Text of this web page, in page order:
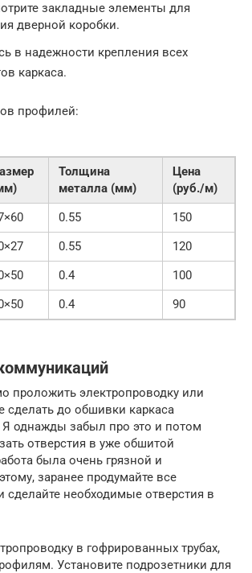
закладные элементы для
дверной коробки.
в надежности крепления всех
каркаса.
профилей:
Толщина
металла (мм)
Цена
(руб./м)
0.55
150
0.55
120
0.4
100
0.4 90
проложить электропроводку или
сделать до обшивки каркаса
Я однажды забыл про это и потом
отверстия в уже обшитой
была очень грязной и
заранее продумайте все
сделайте необходимые отверстия в
в гофрированных трубах,
Установите подрозетники для